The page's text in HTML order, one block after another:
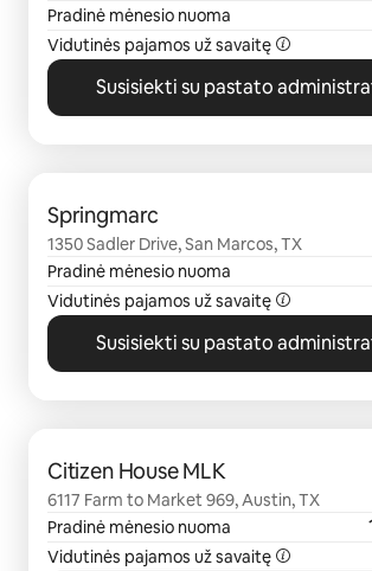
Pradinė mėnesio nuoma
Vidutinės pajamos už savaitę
Susisiekti su pastato
Springmarc
1350 Sadler Drive, San Marcos, TX
Pradinė mėnesio nuoma
Vidutinės pajamos už savaitę
Susisiekti su pastato
Citizen House MLK
6117 Farm to Market 969, Austin, TX
Pradinė mėnesio nuoma
Vidutinės pajamos už savaitę